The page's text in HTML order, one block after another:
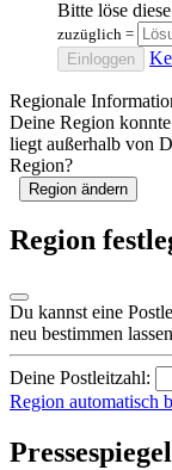
Bitte löse
zuzüglich =
Einloggen
Regionale
Deine Region
liegt außerhalb von
Region?
Region ändern
Region
Du kannst eine
neu bestimmen
Deine Postleitzahl:
Region automatisch
Pressespiegel